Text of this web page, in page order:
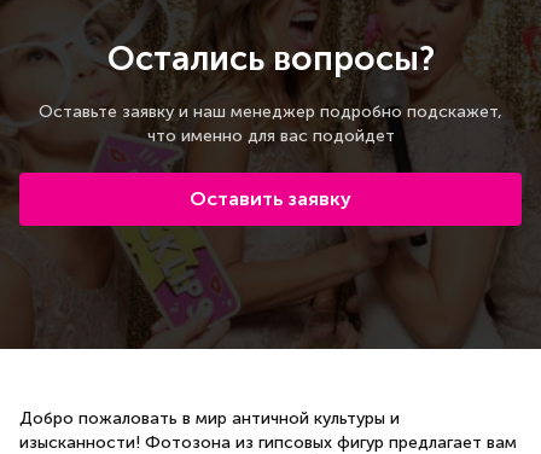
Остались вопросы?
Оставьте заявку и наш менеджер подробно подскажет,
что именно для вас подойдет
Оставить заявку
Добро пожаловать в мир античной культуры и
изысканности! Фотозона из гипсовых фигур предлагает вам